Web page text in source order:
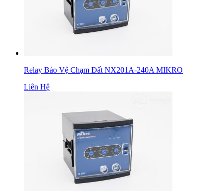
Relay Bảo Vệ Chạm Đất NX201A-240A MIKRO
Liên Hệ